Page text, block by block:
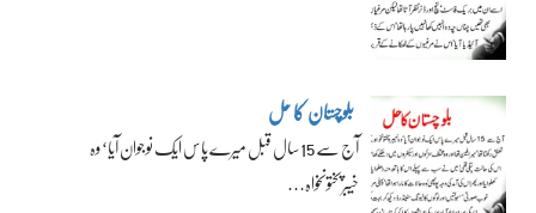
بلوچستان کا حل
آج سے 15 سال قبل میرے پاس ایک نوجوان آیا‘ وہ
خیبرپختونخواہ…